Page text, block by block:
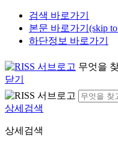
검색 바로가기
본문 바로가기(skip to
하단정보 바로가기
무엇을
닫기
상세검색
상세검색